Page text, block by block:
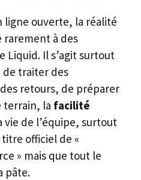
ligne ouverte, la réalité
rarement à des
Liquid. Il s’agit surtout
de traiter des
retours, de préparer
terrain, la facilité
vie de l’équipe, surtout
officiel de «
» mais que tout le
pâte.